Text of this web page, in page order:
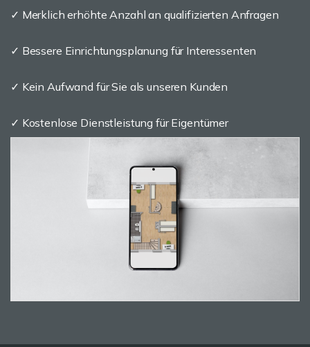
✓ Merklich erhöhte Anzahl an qualifizierten Anfragen
✓ Bessere Einrichtungsplanung für Interessenten
✓ Kein Aufwand für Sie als unseren Kunden
✓ Kostenlose Dienstleistung für Eigentümer